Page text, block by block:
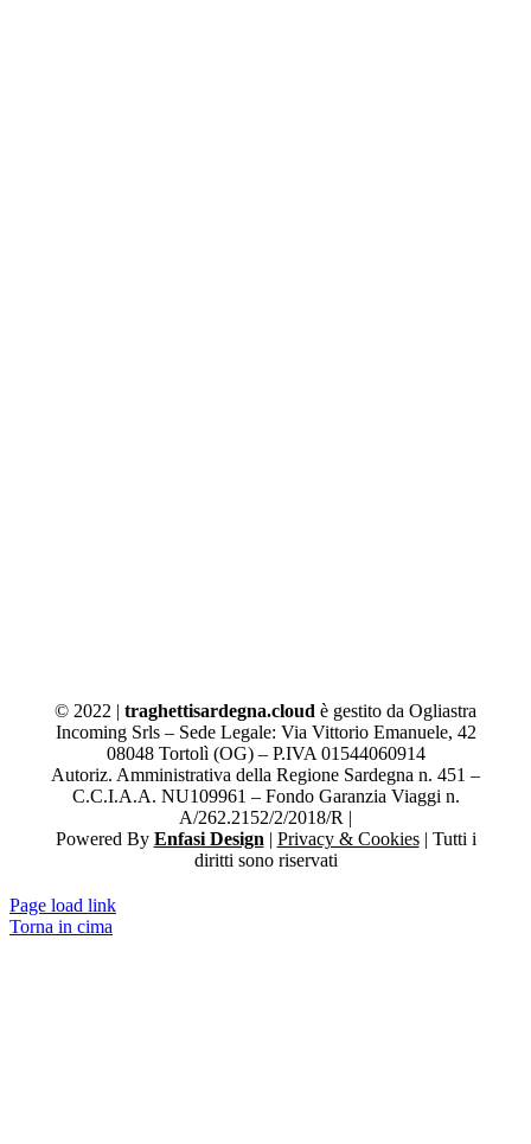
© 2022 | traghettisardegna.cloud è gestito da Ogliastra
Incoming Srls – Sede Legale: Via Vittorio Emanuele, 42
08048 Tortolì (OG) – P.IVA 01544060914
Autoriz. Amministrativa della Regione Sardegna n. 451 –
C.C.I.A.A. NU109961 – Fondo Garanzia Viaggi n.
A/262.2152/2/2018/R |
Powered By Enfasi Design | Privacy & Cookies| Tutti i
diritti sono riservati
Page load link
Torna in cima